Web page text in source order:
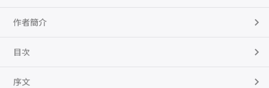
作者簡介
目次
序文